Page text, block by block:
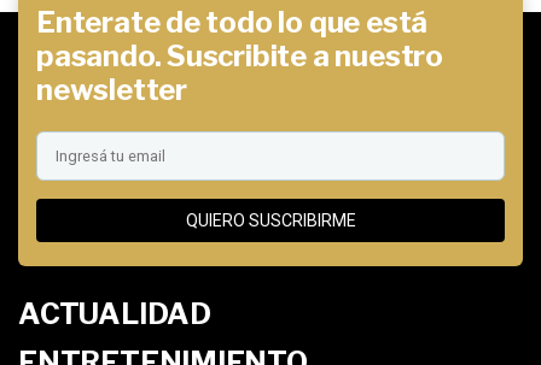
Enterate de todo lo que está
pasando. Suscribite a nuestro
newsletter
QUIERO SUSCRIBIRME
ACTUALIDAD